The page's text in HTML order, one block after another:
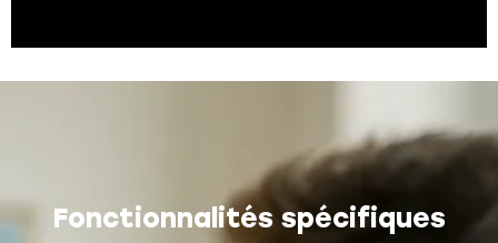
Fonctionnalités spécifiques